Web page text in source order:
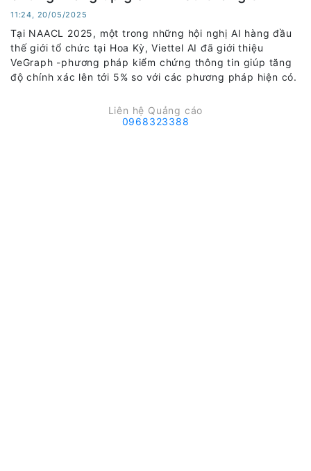
11:24, 20/05/2025
Tại NAACL 2025, một trong những hội nghị AI hàng đầu
thế giới tổ chức tại Hoa Kỳ, Viettel AI đã giới thiệu
VeGraph -phương pháp kiểm chứng thông tin giúp tăng
độ chính xác lên tới 5% so với các phương pháp hiện có.
Liên hệ Quảng cáo
0968323388